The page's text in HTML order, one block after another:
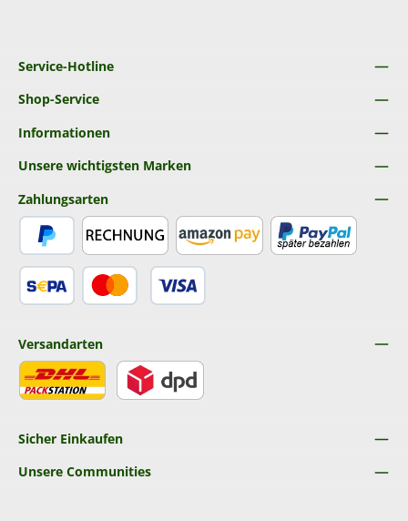
Service-Hotline
Shop-Service
Informationen
Unsere wichtigsten Marken
Sicher Einkaufen
Unsere Communities
Zahlungsarten
Versandarten